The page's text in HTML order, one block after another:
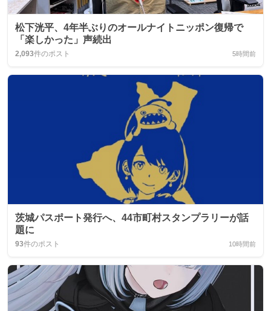
松下洸平、4年半ぶりのオールナイトニッポン復帰で
「楽しかった」声続出
2,093件のポスト 5時間前
茨城パスポート発行へ、44市町村スタンプラリーが話
題に
93件のポスト 10時間前